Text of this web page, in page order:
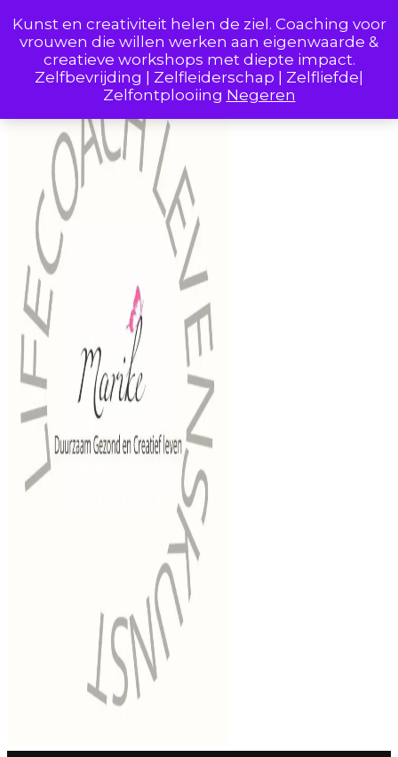
Kunst en creativiteit helen de ziel. Coaching voor
vrouwen die willen werken aan eigenwaarde &
creatieve workshops met diepte impact.
Zelfbevrijding | Zelfleiderschap | Zelfliefde|
Zelfontplooiing Negeren
Skip to Content